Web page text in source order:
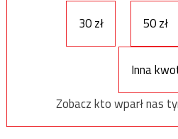
30 zł
50 zł
Inna
Zobacz kto wparł nas